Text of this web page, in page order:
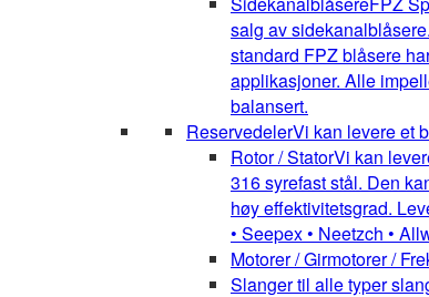
salg av
standard FPZ blåsere
applikasjoner. Alle
balansert.
ReservedelerVi kan levere et
Rotor / StatorVi kan
316 syrefast stål. Den
høy effektivitetsgrad.
• Seepex • Neetzch •
Motorer / Girmotorer /
Slanger til alle typer